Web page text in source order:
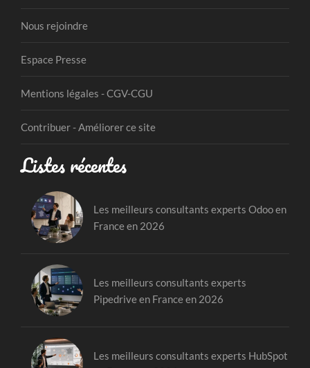
Nous rejoindre
Espace Presse
Mentions légales - CGV-CGU
Contribuer - Améliorer ce site
Listes récentes
Les meilleurs consultants experts Odoo en
France en 2026
Les meilleurs consultants experts
Pipedrive en France en 2026
Les meilleurs consultants experts HubSpot